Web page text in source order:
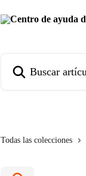
Todas las colecciones